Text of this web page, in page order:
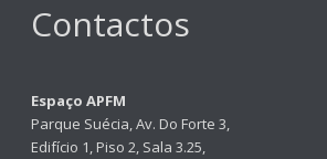
Contactos
Espaço APFM
Parque Suécia, Av. Do Forte 3,
Edifício 1, Piso 2, Sala 3.25,